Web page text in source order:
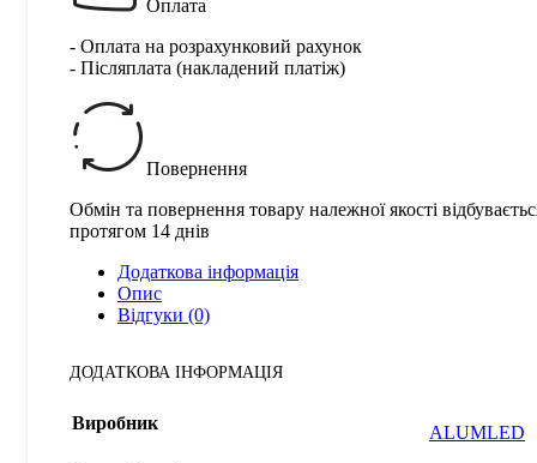
Оплата
- Оплата на розрахунковий рахунок
- Післяплата (накладений платіж)
Повернення
Обмін та повернення товару належної якості
протягом 14 днів
Додаткова інформація
Опис
Відгуки (0)
ДОДАТКОВА ІНФОРМАЦІЯ
Виробник ALUMLED